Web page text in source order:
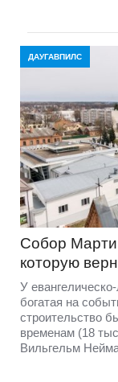
ДАУГАВПИЛС
Собор
которую
У
богатая на
строительство
временам (18
Вильгельм